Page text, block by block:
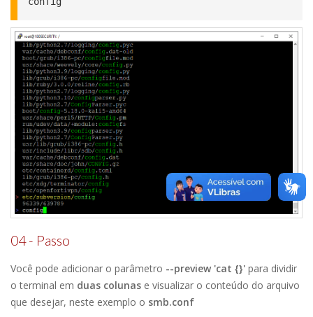
04 - Passo
Você pode adicionar o parâmetro --preview 'cat {}' para dividir
o terminal em duas colunas e visualizar o conteúdo do arquivo
que desejar, neste exemplo o smb.conf